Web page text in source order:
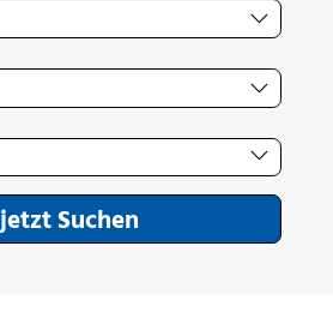
jetzt Suchen